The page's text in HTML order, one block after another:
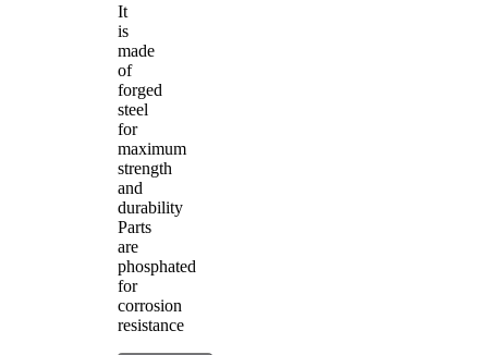
It
is
made
of
forged
steel
for
maximum
strength
and
durability
Parts
are
phosphated
for
corrosion
resistance